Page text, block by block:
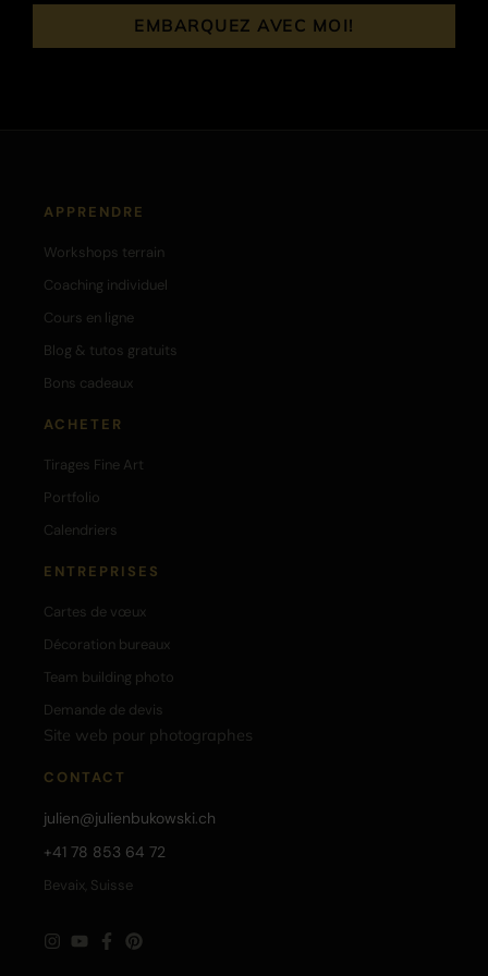
EMBARQUEZ AVEC MOI!
APPRENDRE
Workshops terrain
Coaching individuel
Cours en ligne
Blog & tutos gratuits
Bons cadeaux
ACHETER
Tirages Fine Art
Portfolio
Calendriers
ENTREPRISES
Cartes de vœux
Décoration bureaux
Team building photo
Demande de devis
Site web pour photographes
CONTACT
julien@julienbukowski.ch
+41 78 853 64 72
Bevaix, Suisse